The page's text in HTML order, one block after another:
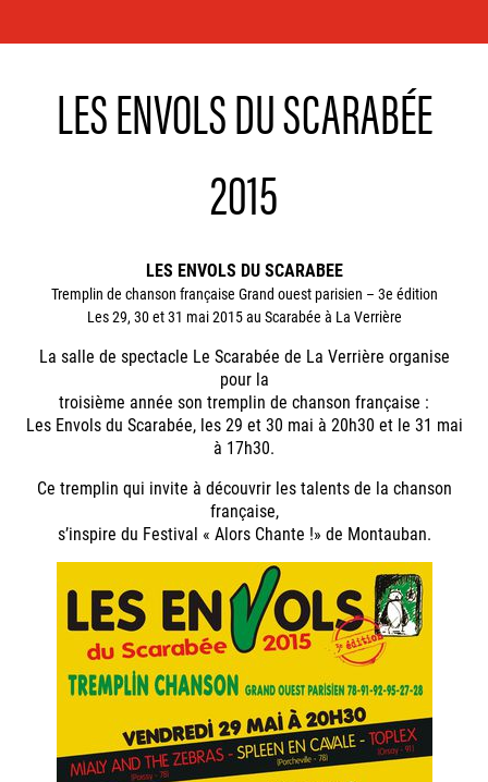
LES ENVOLS DU SCARABÉE
2015
LES ENVOLS DU SCARABEE
Tremplin de chanson française Grand ouest parisien – 3e édition
Les 29, 30 et 31 mai 2015 au Scarabée à La Verrière
La salle de spectacle Le Scarabée de La Verrière organise
pour la
troisième année son tremplin de chanson française :
Les Envols du Scarabée, les 29 et 30 mai à 20h30 et le 31 mai
à 17h30.
Ce tremplin qui invite à découvrir les talents de la chanson
française,
s’inspire du Festival « Alors Chante !» de Montauban.